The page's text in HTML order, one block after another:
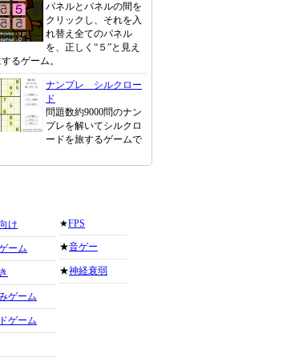
パネルとパネルの間を
クリックし、それを入
れ替え全てのパネル
を、正しく“５”と見え
るゲーム。
ナンプレ シルクロー
ド
問題数約9000問のナン
プレを解いてシルクロ
ードを旅するゲームで
け
ーム
ゲーム
ゲーム
★FPS
★音ゲー
★神経衰弱